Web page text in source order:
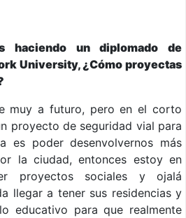
haciendo un diplomado de
University, ¿Cómo proyectas
muy a futuro, pero en el corto
proyecto de seguridad vial para
es poder desenvolvernos más
la ciudad, entonces estoy en
proyectos sociales y ojalá
llegar a tener sus residencias y
educativo para que realmente